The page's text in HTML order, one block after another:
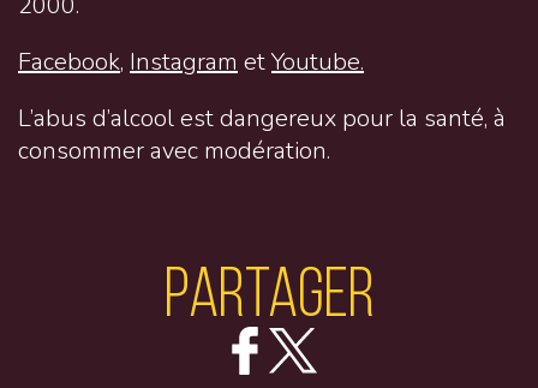
Facebook, Instagram etYoutube.
L’abus d’alcool est dangereux pour la santé, à
consommer avec modération.
Partager